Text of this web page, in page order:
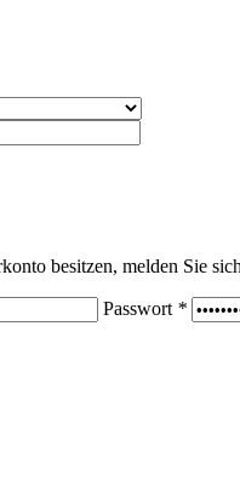
besitzen, melden Sie
Passwort *